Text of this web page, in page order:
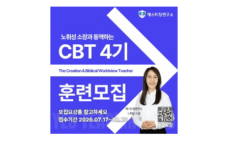
[최원호 목사의 영혼의 양식 60] 여호와의 영광이 충